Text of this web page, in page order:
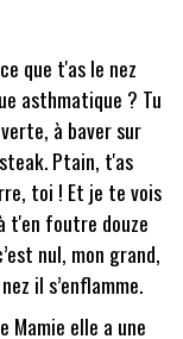
que t'as le nez
asthmatique ? Tu
à baver sur
Ptain, t'as
toi ! Et je te vois
t'en foutre douze
nul, mon grand,
il s’enflamme.
Mamie elle a une